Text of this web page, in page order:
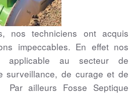
nos techniciens ont acquis
impeccables. En effet nos
applicable au secteur de
surveillance, de curage et de
Par ailleurs Fosse Septique